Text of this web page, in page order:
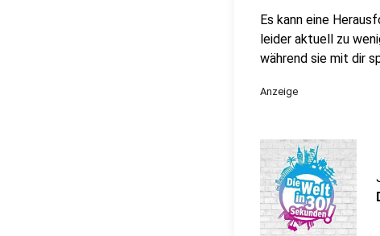
Es kann eine
leider aktuell zu
während sie mit dir
Anzeige